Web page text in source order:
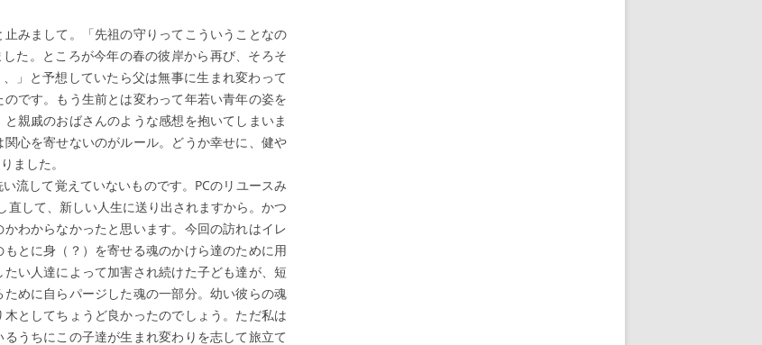
みまして。「先祖の守りってこういうことなの
た。ところが今年の春の彼岸から再び、そろそ
」と予想していたら父は無事に生まれ変わって
です。もう生前とは変わって年若い青年の姿を
親戚のおばさんのような感想を抱いてしまいま
心を寄せないのがルール。どうか幸せに、健や
ました。
流して覚えていないものです。PCのリユースみ
して、新しい人生に送り出されますから。かつ
わからなかったと思います。今回の訪れはイレ
とに身（？）を寄せる魂のかけら達のために用
い人達によって加害され続けた子ども達が、短
めに自らパージした魂の一部分。幼い彼らの魂
としてちょうど良かったのでしょう。ただ私は
うちにこの子達が生まれ変わりを志して旅立て